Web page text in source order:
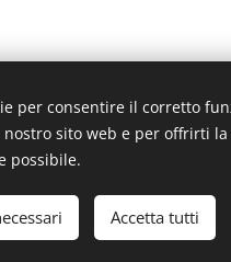
STORNARA LIFE APS
4 - Stornara (FG) - Italy -
con Webnode Cookies
per consentire il corretto
nostro sito web e per offrirti
possibile.
Accetta tutti